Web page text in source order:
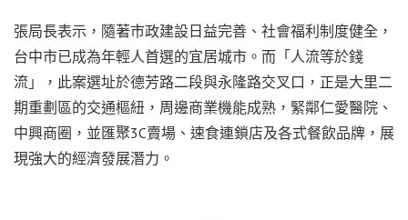
張局長表示，隨著市政建設日益完善、社會福利制度健全，
台中市已成為年輕人首選的宜居城市。而「人流等於錢
流」，此案選址於德芳路二段與永隆路交叉口，正是大里二
期重劃區的交通樞紐，周邊商業機能成熟，緊鄰仁愛醫院、
中興商圈，並匯聚3C賣場、速食連鎖店及各式餐飲品牌，展
現強大的經濟發展潛力。